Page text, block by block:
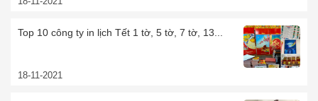
Top 10 công ty in lịch Tết 1 tờ, 5 tờ, 7 tờ, 13...
18-11-2021